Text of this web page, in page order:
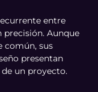
entre
precisión. Aunque
común, sus
presentan
un proyecto.